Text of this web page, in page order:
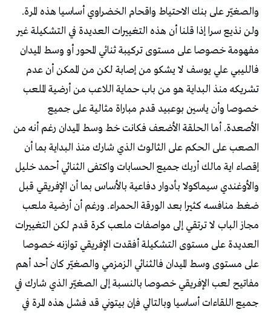
والصغيّر على بنك الاحتياط واقحام الخضراوي أساسيا هذه المرة.
ولن نذيع سرا إذا قلنا أن هذه التغييرات العديدة في التشكيلة غير
مفهومة خصوصا على مستوى تركيبة ثنائي المحور أو وسط الميدان
فالليبي علي يوسف لا يشكو من إصابة لكن من الممكن أن عدم
تشريكه منذ البداية هو من باب حماية اللاعب من أرضية الملعب
خصوصا وأن ياسين بوعبيد قدم مباراة مثالية على جميع
الأصعدة. أما الحلقة الأضعف فكانت خط وسط الميدان رغم أنه من
الصعب على الحكم على الثالوث الذي شارك منذ البداية بما أن
إقصاء اية مالك أربك جميع الحسابات واكتفى الثنائي أحمد خليل
والأوغندي سيماكولا بأدوار دفاعية بالأساس بما أن الإفريقي قبل
ضغط منافسه كثيرا بعد الورقة الحمراء. ورغم أن أرضية ملعب
مجاز الباب لا ترتقي إلى مواصفات ملعب كرة قدم لكن التغييرات
العديدة على مستوى التشكيلة أفقدت الإفريقي توازنه خصوصا
على مستوى وسط الميدان فالثنائي الزمزمي والصغيّر كان أحد أهم
مفاتيح لعب الإفريقي خصوصا بالنسبة إلى الصغيّر الذي شارك في
جميع اللقاءات أساسيا وبالتالي فإن بيتوني قد فشل هذه المرة في